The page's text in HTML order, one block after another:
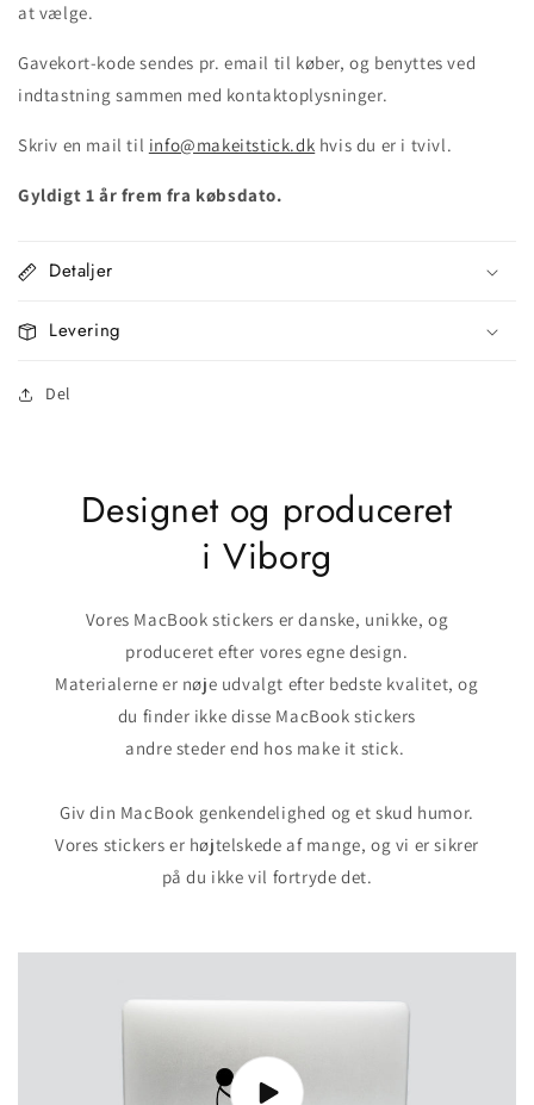
at vælge.
Gavekort-kode sendes pr. email til køber, og benyttes ved
indtastning sammen med kontaktoplysninger.
Skriv en mail til info@makeitstick.dk hvis du er i tvivl.
Gyldigt 1 år frem fra købsdato.
Detaljer
Levering
Del
Designet og produceret
i Viborg
Vores MacBook stickers er danske, unikke, og
produceret efter vores egne design.
Materialerne er nøje udvalgt efter bedste kvalitet, og
du finder ikke disse MacBook stickers
andre steder end hos make it stick.
Giv din MacBook genkendelighed og et skud humor.
Vores stickers er højtelskede af mange, og vi er sikrer
på du ikke vil fortryde det.